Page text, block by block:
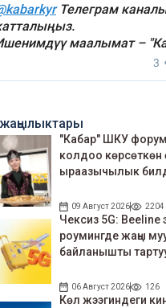
"Кабар" ШКУ
колдоо көрсөткөн
ыраазычылык
09 Август 2026 2204
Чексиз 5G: Beeline
роумингде жаңы
байланышты
06 Август 2026 126
Көл жээгиндеги